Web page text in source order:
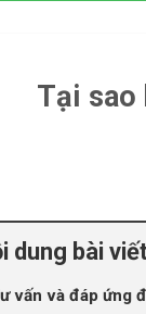
Tại sao
dung bài
vấn và đáp ứng